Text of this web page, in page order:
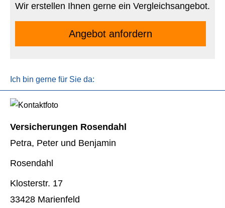
Wir erstellen Ihnen gerne ein Vergleichsangebot.
An­ge­bot an­for­dern
Ich bin gerne für Sie da:
Versicherungen Rosendahl
Petra, Peter und Benjamin
Rosendahl
Klosterstr. 17
33428 Marienfeld